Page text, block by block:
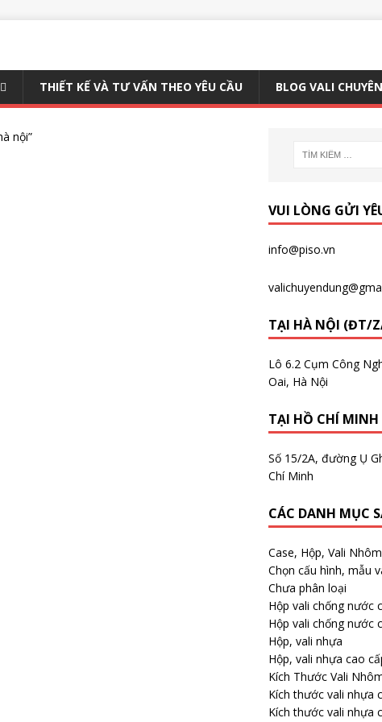
THIẾT KẾ VÀ TƯ VẤN THEO YÊU CẦU BLOG VALI
nội”
VUI LÒNG GỬI
info@piso.vn
TẠI HÀ NỘI (ĐT/
Lô 6.2 Cụm Công
Oai, Hà Nội
TẠI HỒ CHÍ
Số 15/2A, đường Ụ
Chí Minh
CÁC DANH MỤC
Case, Hộp, Vali Nhôm
Chọn cấu hình, mẫu
Chưa phân loại
Hộp vali chống nước
Hộp vali chống nước
Hộp, vali nhựa
Hộp, vali nhựa cao
Kích Thước Vali
Kích thước vali nhựa
Kích thước vali nhựa